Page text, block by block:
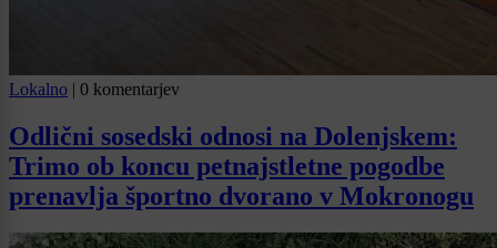
Lokalno | 0 komentarjev
Odlični sosedski odnosi na Dolenjskem:
Trimo ob koncu petnajstletne pogodbe
prenavlja športno dvorano v Mokronogu